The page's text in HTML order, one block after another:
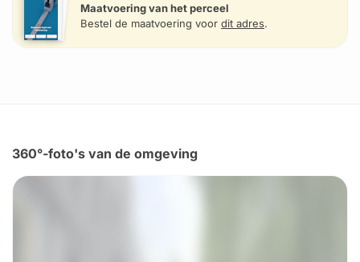
Maatvoering van het perceel
Bestel de maatvoering voor dit adres.
360°-foto's van de omgeving